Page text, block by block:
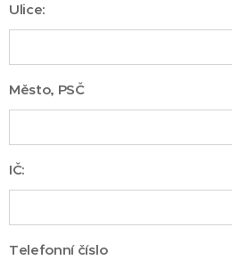
Ulice:
Město, PSČ
IČ:
Telefonní číslo